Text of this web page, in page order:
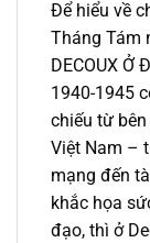
Để hiểu về
Tháng Tám
DECOUX Ở
1940-1945
chiếu từ
Việt Nam –
mạng đến
khắc họa
đạo, thì ở